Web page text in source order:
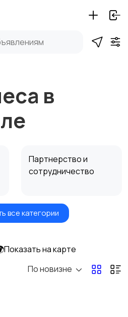
в
Партнерство и
сотрудничество
все категории
на карте
По новизне